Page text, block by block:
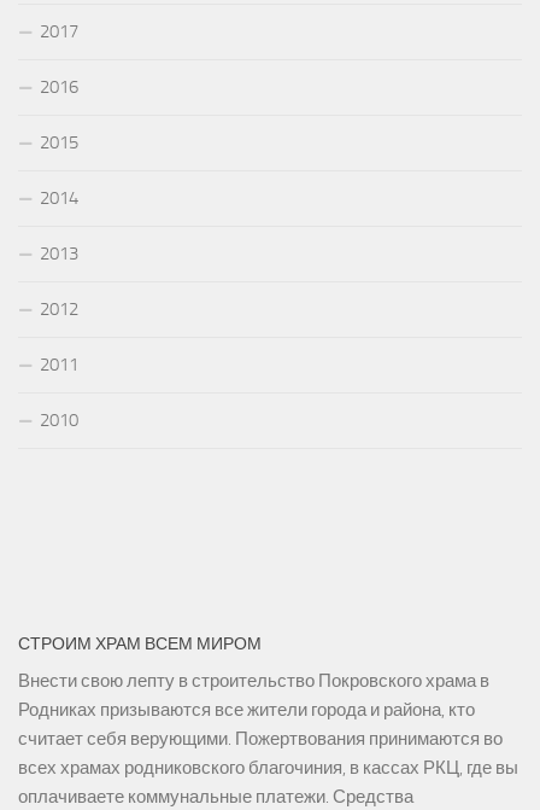
2017
2016
2015
2014
2013
2012
2011
2010
СТРОИМ ХРАМ ВСЕМ МИРОМ
Внести свою лепту в строительство Покровского храма в
Родниках призываются все жители города и района, кто
считает себя верующими. Пожертвования принимаются во
всех храмах родниковского благочиния, в кассах РКЦ, где вы
оплачиваете коммунальные платежи. Средства